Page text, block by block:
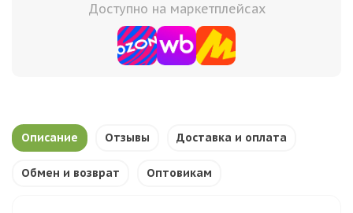
Доступно на маркетплейсах
Описание Отзывы Доставка и оплата
Обмен и возврат Оптовикам